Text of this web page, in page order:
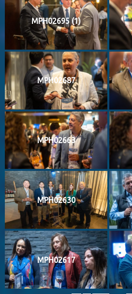
MPH02695 (1)
MPH02687
MPH02663
MPH02630
MPH02617